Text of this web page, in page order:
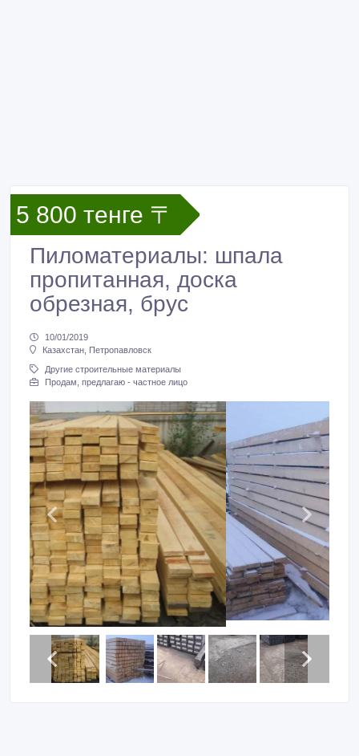
5 800 тенге 〒
Пиломатериалы: шпала
пропитанная, доска
обрезная, брус
10/01/2019
Казахстан, Петропавловск
Другие строительные материалы
Продам, предлагаю - частное лицо